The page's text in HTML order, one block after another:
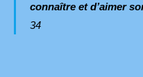
connaître et d’aimer
34